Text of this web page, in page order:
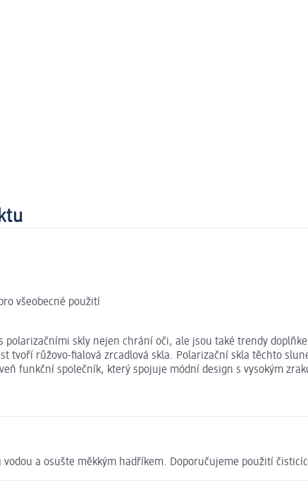
všeobecné použití
polarizačními skly nejen chrání oči, ale jsou také trendy
tvoří růžovo-fialová zrcadlová skla. Polarizační skla těchto
funkční společník, který spojuje módní design s vysokým
a osušte měkkým hadříkem. Doporučujeme použití